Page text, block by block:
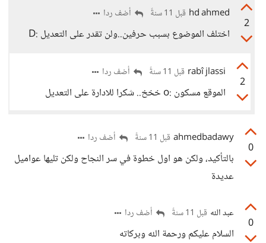
2
hd ahmed قبل 11 سنةً أضف ردا
اختلف الموضوع بسبب حرفين..ولن تقدر على التعديل :D
2
rabî jlassi قبل 11 سنةً أضف ردا
الموقع مسكون :o خخخ.. شكرا للادارة على التعديل
0
ahmedbadawy قبل 11 سنةً أضف ردا
بالتأكيد، ولكن هو اول خطوة في سر النجاح ولكن تليها عواميل
عديدة
0
عبد الله قبل 11 سنةً أضف ردا
السلام عليكم ورحمة الله وبركاته